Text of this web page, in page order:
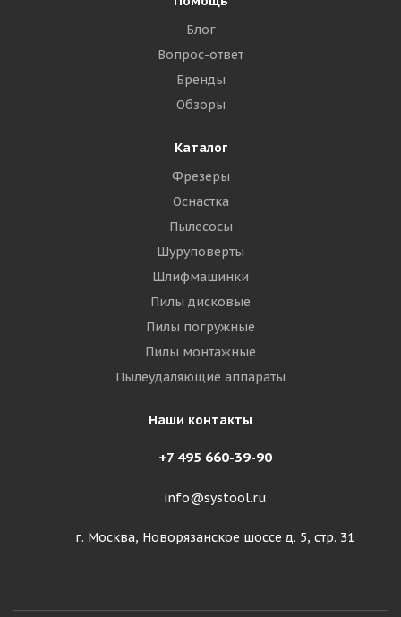
Блог
Вопрос-ответ
Бренды
Обзоры
Каталог
Фрезеры
Оснастка
Пылесосы
Шуруповерты
Шлифмашинки
Пилы дисковые
Пилы погружные
Пилы монтажные
Пылеудаляющие аппараты
Наши контакты
+7 495 660-39-90
info@systool.ru
г. Москва, Новорязанское шоссе д. 5, стр. 31